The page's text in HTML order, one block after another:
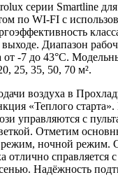
серии Smartline
по WI-FI с
Диапазон
от -7 до 43°C.
25, 35, 50, 70 м².
воздуха в
«Теплого
управляются с
Отметим
ночной режим.
отлично справляется
Надёжность